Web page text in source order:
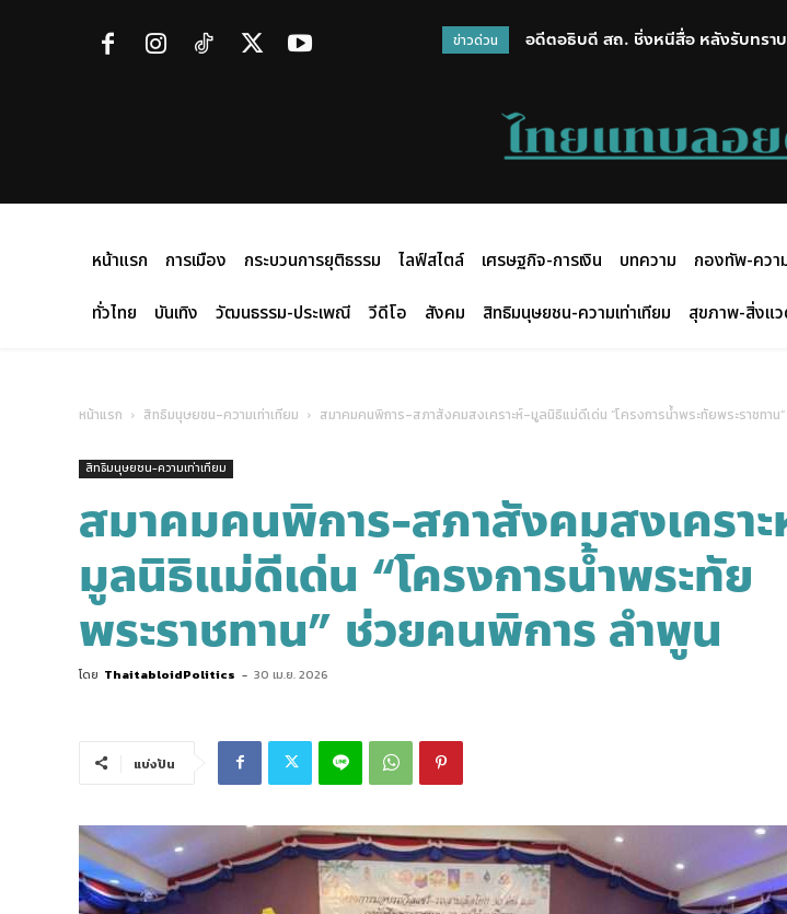
ข่าวด่วน อดีตอธิบดี สถ. ชิ่งหนีสื่อ หลังรับทราบ
หน้าแรก การเมือง กระบวนการยุติธรรม ไลฟ์สไตล์ เศรษฐกิจ-การเงิน บทความ กองทัพ-ควา
ทั่วไทย
บันเทิง วัฒนธรรม-ประเพณี วีดีโอ สังคม สิทธิมนุษยชน-ความเท่าเทียม สุขภาพ-สิ่งแ
หน้าแรก สิทธิมนุษยชน-ความเท่าเทียม สมาคมคนพิการ-สภาสังคมสงเคราะห์-มูลนิธิแม่ดีเด่น “โครงการน้ำพระทัยพระราชทาน
สิทธิมนุษยชน-ความเท่าเทียม
สมาคมคนพิการ-สภาสังคมสงเครา
มูลนิธิแม่ดีเด่น “โครงการน้ำพระทัย
พระราชทาน” ช่วยคนพิการ ลำพูน
โดย ThaitabloidPolitics - 30 เม.ย. 2026
แบ่งปัน